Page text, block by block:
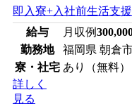
即入寮+入社前生活支援
給与
月収例
勤務地
福岡県 朝倉
寮・社宅 あり（無料）
詳しく
見る